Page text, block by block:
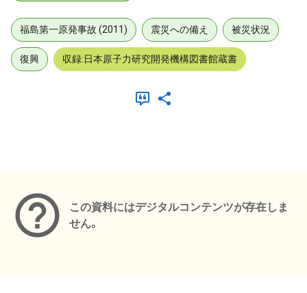
福島第一原発事故 (2011) 震災への備え 被災状況
復興 収録:日本原子力研究開発機構図書館蔵書
この資料にはデジタルコンテンツが存在しま
せん。